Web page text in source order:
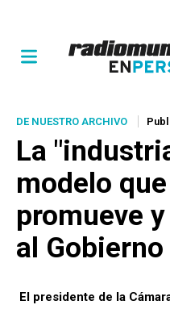
DE NUESTRO ARCHIVO
La
modelo
promueve
al
El presidente de la